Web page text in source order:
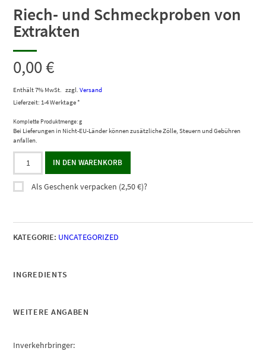
Riech- und Schmeckproben von
Extrakten
0,00€
Enthält 7% MwSt. zzgl.Versand
Lieferzeit: 1-4 Werktage *
Komplette Produktmenge: g
Bei Lieferungen in Nicht-EU-Länder können zusätzliche Zölle, Steuern und Gebühren
anfallen.
Riech-
und
Schmeckproben
von
IN DEN WARENKORB
Als Geschenk verpacken (2,50€)?
KATEGORIE: UNCATEGORIZED
INGREDIENTS
WEITERE ANGABEN
Inverkehrbringer: